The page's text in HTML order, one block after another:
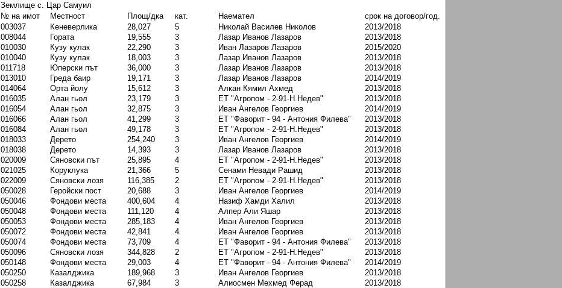
Землище с. Цар Самуил
№ на имот
Местност Площ/дка кат. Наемател
срок на договор/год.
003037
Кеневерлика 28,027 5 Николай Василев Николов
2013/2018
008044
Гората 19,555 3 Лазар Иванов Лазаров
2013/2018
010030
Кузу кулак 22,290 3 Иван Лазаров Лазаров
2015/2020
010040
Кузу кулак 18,003 3 Лазар Иванов Лазаров
2013/2018
011718
Юперски път 36,000 3 Лазар Иванов Лазаров
2013/2018
013010
Греда баир 19,171 3 Лазар Иванов Лазаров
2014/2019
014064
Орта йолу 15,612 3 Алкан Кямил Ахмед
2013/2018
016035
Алан гьол 23,179 3 ЕТ "Агропом - 2-91-Н.Недев"
2013/2018
016054
Алан гьол 32,875 3 Иван Ангелов Георгиев
2014/2019
016066
Алан гьол 41,299 3 ЕТ "Фаворит - 94 - Антония Филева"
2013/2018
016084
Алан гьол 49,178 3 ЕТ "Агропом - 2-91-Н.Недев"
2013/2018
018033
Дерето 254,240 3 Иван Ангелов Георгиев
2014/2019
018038
Дерето 14,393 3 Лазар Иванов Лазаров
2013/2018
020009
Сяновски път 25,895 4 ЕТ "Агропом - 2-91-Н.Недев"
2013/2018
021025
Коруклука 21,366 5 Сенами Невади Рашид
2013/2018
022009
Сяновски лозя 116,385 2 ЕТ "Агропом - 2-91-Н.Недев"
2013/2018
050028
Геройски пост 20,688 3 Иван Ангелов Георгиев
2014/2019
050046
Фондови места 400,604 4 Назиф Хамди Халил
2013/2018
050048
Фондови места 111,120 4 Алпер Али Яшар
2013/2018
050053
Фондови места 285,183 4 Иван Ангелов Георгиев
2013/2018
050072
Фондови места 42,841 4 Иван Ангелов Георгиев
2013/2018
050074
Фондови места 73,709 4 ЕТ "Фаворит - 94 - Антония Филева"
2013/2018
050096
Сяновски лозя 344,828 2 ЕТ "Агропом - 2-91-Н.Недев"
2013/2018
050148
Фондови места 29,003 4 ЕТ "Фаворит - 94 - Антония Филева"
2014/2019
050250
Казалджика 189,968 3 Иван Ангелов Георгиев
2013/2018
050258
Казалджика 67,984 3 Алиосмен Мехмед Ферад
2013/2018